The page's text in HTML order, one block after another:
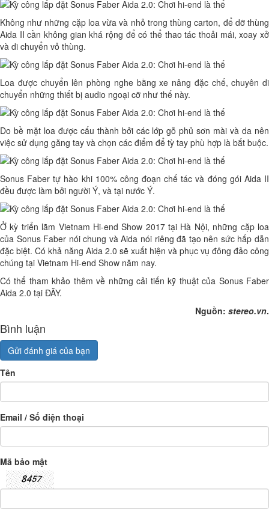
Không như những cặp loa vừa và nhỏ trong thùng carton, để dỡ thùng
Aida II cần không gian khá rộng để có thể thao tác thoải mái, xoay xở
và di chuyển vỏ thùng.
Loa được chuyển lên phòng nghe bằng xe nâng đặc chế, chuyên di
chuyển những thiết bị audio ngoại cỡ như thế này.
Do bề mặt loa được cấu thành bởi các lớp gỗ phủ sơn mài và da nên
việc sử dụng găng tay và chọn các điểm để tỳ tay phù hợp là bắt buộc.
Sonus Faber tự hào khi 100% công đoạn chế tác và đóng gói Aida II
đều được làm bởi người Ý, và tại nước Ý.
Ở kỳ triển lãm Vietnam Hi-end Show 2017 tại Hà Nội, những cặp loa
của Sonus Faber nói chung và Aida nói riêng đã tạo nên sức hấp dẫn
đặc biệt. Có khả năng Aida 2.0 sẽ xuất hiện và phục vụ đông đảo công
chúng tại Vietnam Hi-end Show năm nay.
Có thể tham khảo thêm về những cải tiến kỹ thuật của Sonus Faber
Aida 2.0 tại ĐÂY.
Nguồn: stereo.vn.
Bình luận
Gửi đánh giá của bạn
Tên
Email / Số điện thoại
Mã bảo mật